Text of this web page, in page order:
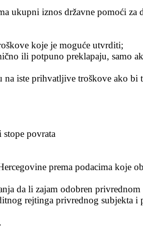
ukupni iznos državne pomoći za
koje je moguće utvrditi;
ili potpuno preklapaju, samo
iste prihvatljive troškove ako bi
stope povrata
prema podacima koje
da li zajam odobren
rejtinga privrednog subjekta i